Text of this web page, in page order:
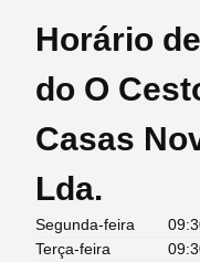
Horário
do O
Casas
Lda.
Segunda-feira
Terça-feira